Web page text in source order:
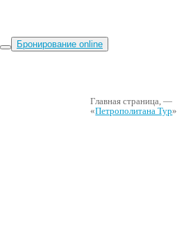
Главная страница, —
«Петрополитана Тур»
Бронирование online